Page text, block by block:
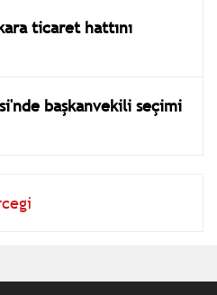
ticaret hattını
başkanvekili seçimi